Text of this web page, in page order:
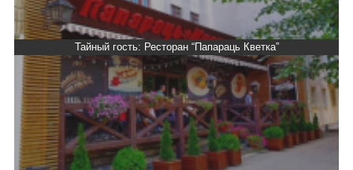
Тайный гость: Ресторан “Папараць Кветка”